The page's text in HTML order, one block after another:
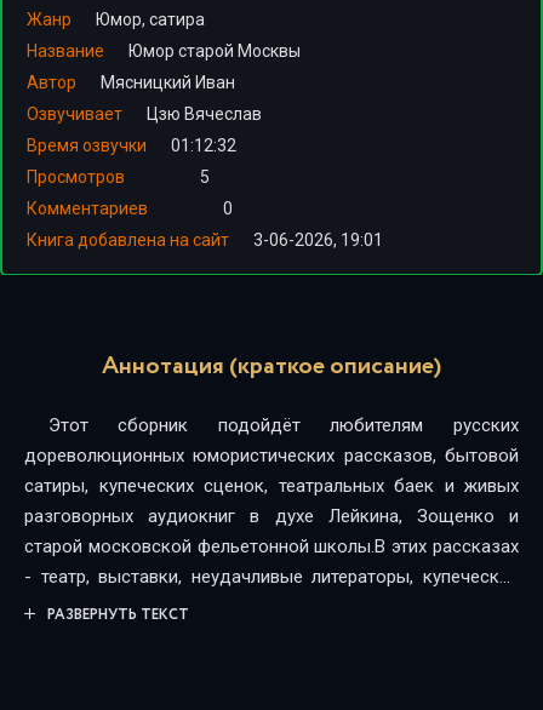
Жанр
Юмор, сатира
Название
Юмор старой Москвы
Автор
Мясницкий Иван
Озвучивает
Цзю Вячеслав
Время озвучки
01:12:32
Просмотров
5
Комментариев
0
Книга добавлена на сайт
3-06-2026, 19:01
Аннотация (краткое описание)
Этот сборник подойдёт любителям русских
дореволюционных юмористических рассказов, бытовой
сатиры, купеческих сценок, театральных баек и живых
разговорных аудиокниг в духе Лейкина, Зощенко и
старой московской фельетонной школы.В этих рассказах
- театр, выставки, неудачливые литераторы, купеческие
семейства, запойные фантазёры, провинциальные
РАЗВЕРНУТЬ ТЕКСТ